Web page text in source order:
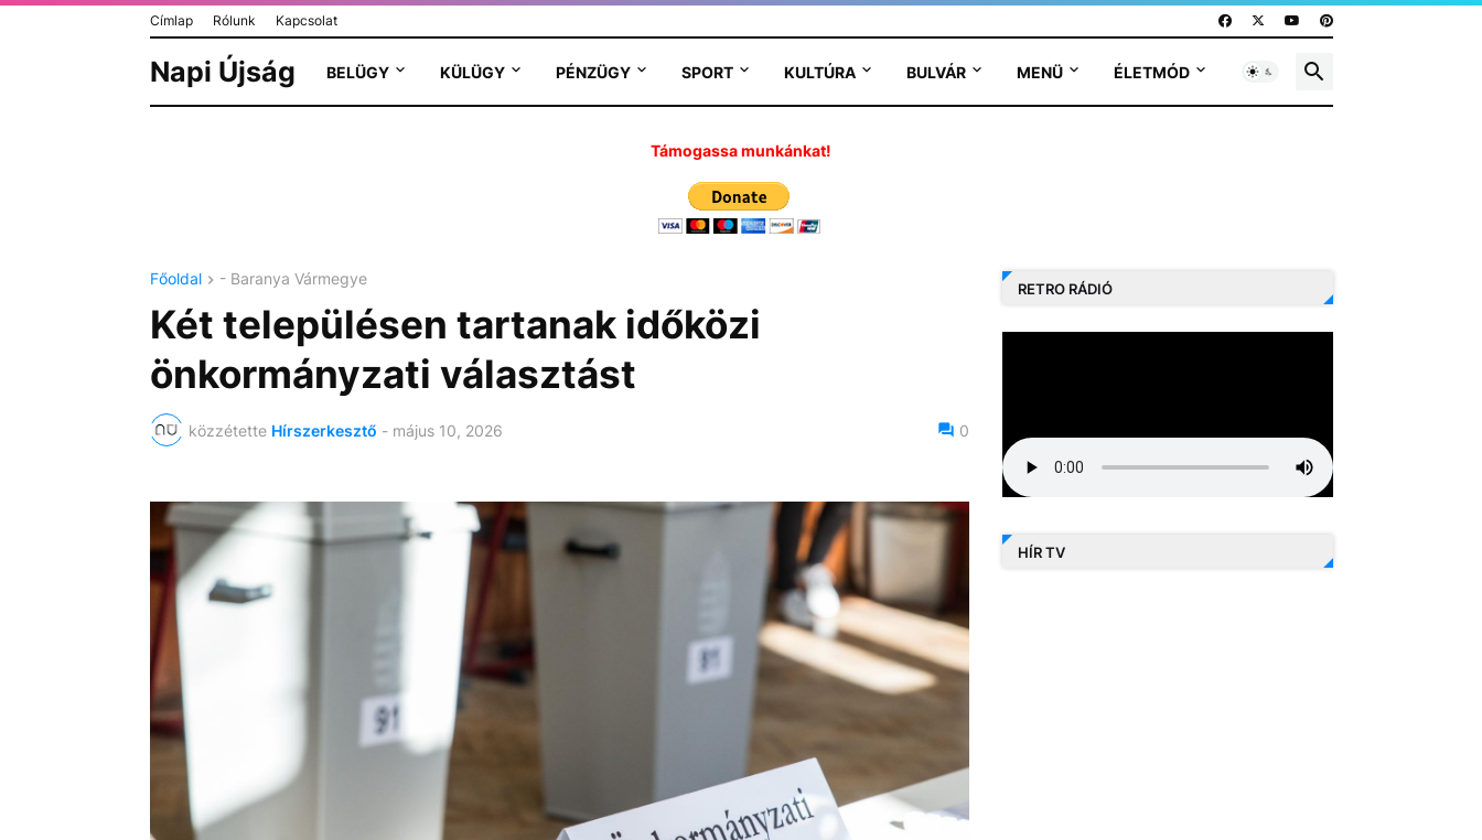
Címlap Rólunk Kapcsolat
Napi Újság BELÜGY KÜLÜGY PÉNZÜGY SPORT KULTÚRA BULVÁR MENÜ ÉLETMÓD
Támogassa munkánkat!
Főoldal - Baranya Vármegye
Két településen tartanak időközi
önkormányzati választást
közzétette Hírszerkesztő - május 10, 2026 0
RETRO RÁDIÓ
HÍR TV